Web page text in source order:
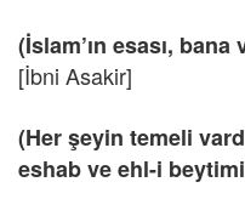
(İslam’ın esası,
[İbni Asakir]
(Her şeyin temeli
eshab ve ehl-i